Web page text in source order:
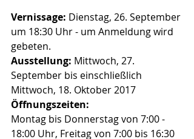
Vernissage: Dienstag, 26. September
um 18:30 Uhr - um Anmeldung wird
gebeten.
Ausstellung: Mittwoch, 27.
September bis einschließlich
Mittwoch, 18. Oktober 2017
Öffnungszeiten:
Montag bis Donnerstag von 7:00 -
18:00 Uhr, Freitag von 7:00 bis 16:30